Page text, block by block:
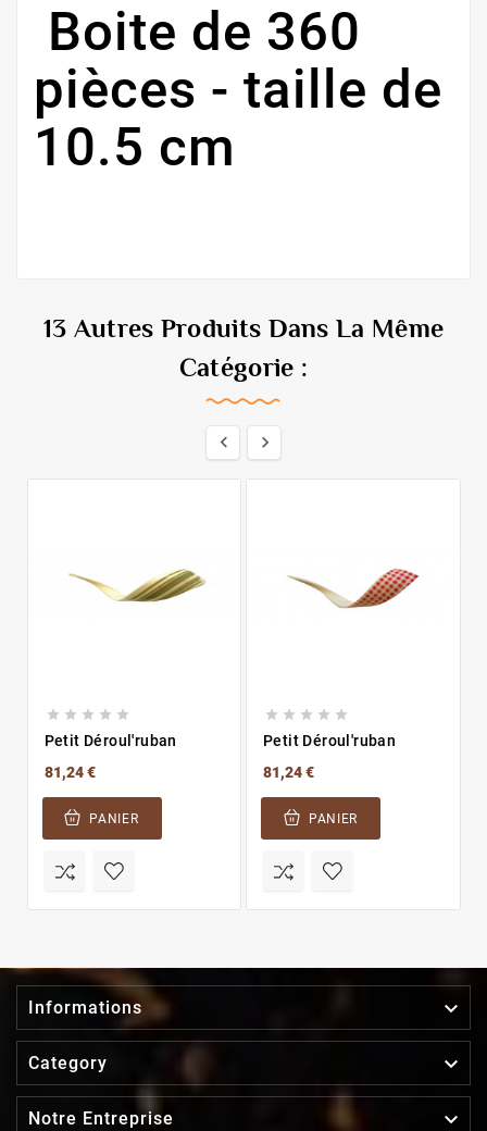
Boite de 360
pièces - taille de
10.5 cm
13 Autres Produits Dans La Même
Catégorie :
 
    
Petit Déroul'ruban
81,24 €
PANIER
    
Petit Déroul'ruban
81,24 €
PANIER
Informations 
Category 
Notre Entreprise 